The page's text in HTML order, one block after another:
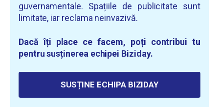
guvernamentale. Spațiile de publicitate sunt
limitate, iar reclama neinvazivă.
Dacă îți place ce facem, poți contribui tu
pentru susținerea echipei Biziday.
SUSȚINE ECHIPA BIZIDAY